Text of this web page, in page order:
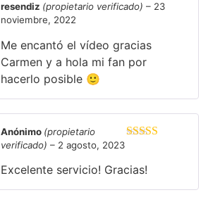
Valorado en
resendiz (propietario verificado) – 23
noviembre, 2022
Me encantó el vídeo gracias
Carmen y a hola mi fan por
hacerlo posible 🙂
Anónimo (propietario
verificado) – 2 agosto, 2023
Excelente servicio! Gracias!